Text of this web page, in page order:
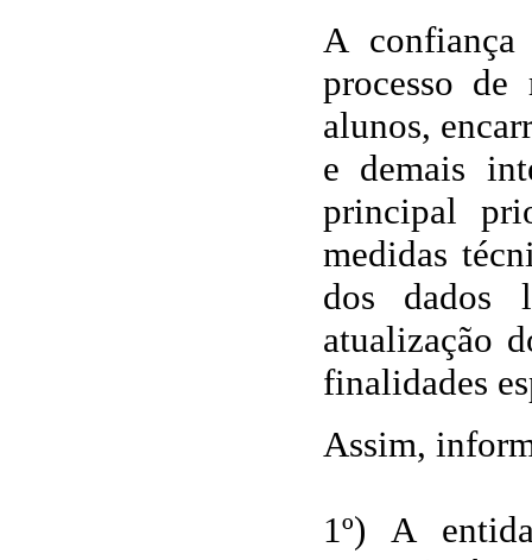
A confiança
processo de
alunos,
e demais
principal
medidas
dos dados
atualização
finalidades
Assim,
1º) A